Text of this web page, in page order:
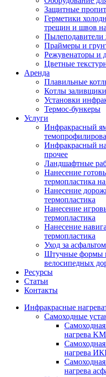
Защитные
Герметики
трещин и швов на
Праймеры и
Режувенаторы и
Цветные
Аренда
Плавильные
Котлы
Установки
Термос-бункеры
Услуги
Инфракрасный
Инфракрасный
прочее
Ландшафтные
Нанесение
термопластика
Нанесение
термопластика
Нанесение
термопластика
Нанесение
термопластика
Уход за
Штучные формы
велосипедных
Ресурсы
Статьи
Контакты
Инфракрасные
Самоходные
нагрева
нагрева
нагрева